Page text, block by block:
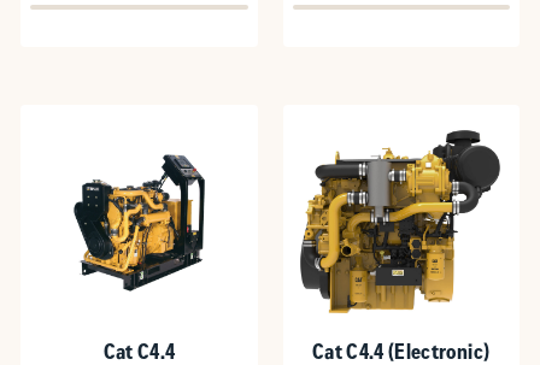
Cat C4.4 Cat C4.4 (Electronic)